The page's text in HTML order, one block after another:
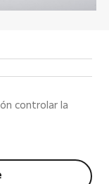
controlar la